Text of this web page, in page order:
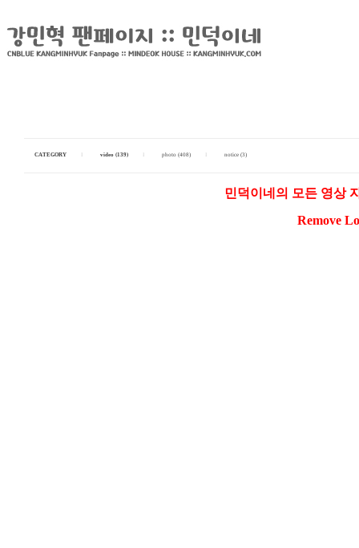
CATEGORY video (139) photo (408) notice (3)
민덕이네의 모든 영상
Remove